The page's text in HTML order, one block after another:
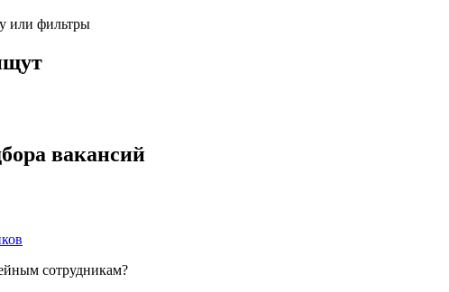
или фильтры
вакансий
сотрудникам?